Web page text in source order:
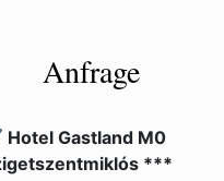
Anfrage
Gastland M0
***